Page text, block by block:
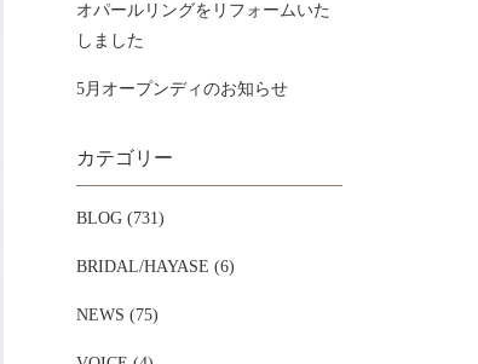
オパールリングをリフォームいた
しました
5月オープンディのお知らせ
カテゴリー
BLOG (731)
BRIDAL/HAYASE (6)
NEWS (75)